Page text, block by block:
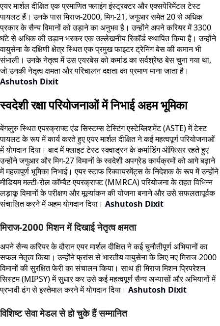
एयर मार्शल दीक्षित एक प्रमाणित फ्लाइंग इंस्ट्रक्टर और एक्सपेरिमेंटल टेस्ट
पायलट हैं। उनके पास मिराज-2000, मिग-21, जगुआर समेत 20 से अधिक
प्रकार के सैन्य विमानों को उड़ाने का अनुभव है। उन्होंने अपने करियर में 3300
घंटे से अधिक की उड़ान भरकर एक उल्लेखनीय रिकॉर्ड स्थापित किया है। उन्होंने
वायुसेना के दक्षिणी क्षेत्र स्थित एक प्रमुख फाइटर ट्रेनिंग बेस की कमान भी
संभाली। उनके नेतृत्व में उस एयरबेस को कमांड का सर्वश्रेष्ठ बेस चुना गया था,
जो उनकी नेतृत्व क्षमता और परिचालन दक्षता का प्रमाण माना जाता है।
Ashutosh Dixit
स्वदेशी रक्षा परियोजनाओं में निभाई अहम भूमिका
बेंगलुरु स्थित एयरक्राफ्ट एंड सिस्टम्स टेस्टिंग एस्टेब्लिशमेंट (ASTE) में टेस्ट
पायलट के रूप में कार्य करते हुए एयर मार्शल दीक्षित ने कई महत्वपूर्ण परियोजनाओं
में योगदान दिया। बाद में फ्लाइट टेस्ट स्क्वाड्रन के कमांडिंग ऑफिसर रहते हुए
उन्होंने जगुआर और मिग-27 विमानों के स्वदेशी अपग्रेड कार्यक्रमों को आगे बढ़ाने
में महत्वपूर्ण भूमिका निभाई। एयर स्टाफ रिक्वायरमेंट्स के निदेशक के रूप में उन्होंने
मीडियम मल्टी-रोल कॉम्बैट एयरक्राफ्ट (MMRCA) परियोजना के तहत विभिन्न
लड़ाकू विमानों के परीक्षण और मूल्यांकन की योजना बनाने और उसे सफलतापूर्वक
संचालित करने में अहम योगदान दिया। Ashutosh Dixit
मिराज-2000 मिशन में दिखाई नेतृत्व क्षमता
अपने सैन्य करियर के दौरान एयर मार्शल दीक्षित ने कई चुनौतीपूर्ण अभियानों का
सफल नेतृत्व किया। उन्होंने फ्रांस से भारतीय वायुसेना के लिए नए मिराज-2000
विमानों की सुरक्षित फेरी का संचालन किया। साथ ही मिराज मिशन प्रिपरेशन
सिस्टम (MIPSY) में सुधार कर उसे कई महत्वपूर्ण सैन्य अभ्यासों और अभियानों में
प्रभावी ढंग से इस्तेमाल करने में योगदान दिया। Ashutosh Dixit
विशिष्ट सेवा मेडल से हो चुके हैं सम्मानित